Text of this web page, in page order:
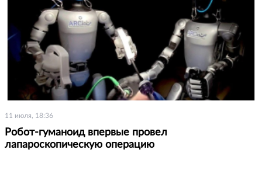
11 июля, 18:36
Робот-гуманоид впервые провел
лапароскопическую операцию